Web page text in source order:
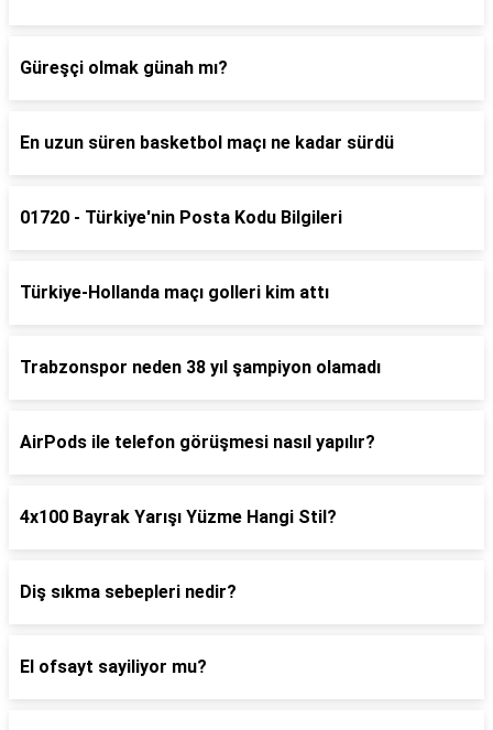
Güreşçi olmak günah mı?
En uzun süren basketbol maçı ne kadar sürdü
01720 - Türkiye'nin Posta Kodu Bilgileri
Türkiye-Hollanda maçı golleri kim attı
Trabzonspor neden 38 yıl şampiyon olamadı
AirPods ile telefon görüşmesi nasıl yapılır?
4x100 Bayrak Yarışı Yüzme Hangi Stil?
Diş sıkma sebepleri nedir?
El ofsayt sayiliyor mu?